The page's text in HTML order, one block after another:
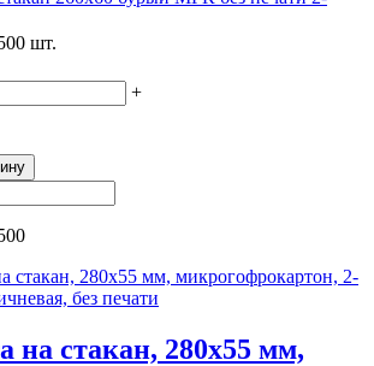
шт.
+
на стакан, 280х55 мм,